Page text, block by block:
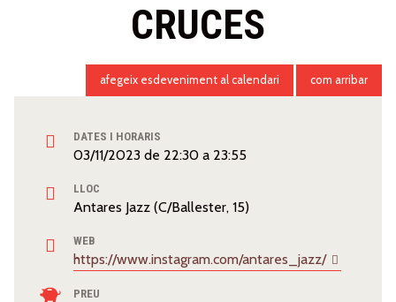
CRUCES
DATES I HORARIS
03/11/2023 de 22:30 a 23:55
LLOC
Antares Jazz (C/Ballester, 15)
WEB
https://www.instagram.com/antares_jazz/
PREU
afegeix esdeveniment al calendari com arribar